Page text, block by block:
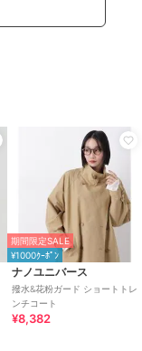
期間限定SALE
¥1000ｸｰﾎﾟﾝ
ナノユニバース
撥水&花粉ガード ショートトレ
ンチコート
¥8,382